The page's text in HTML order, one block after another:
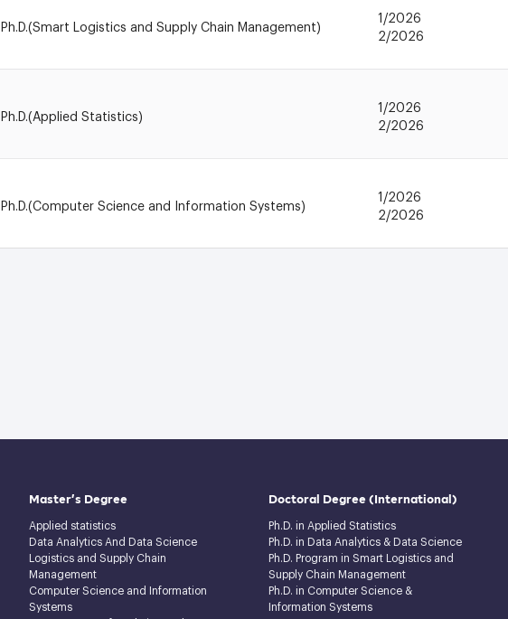
Ph.D.(Smart Logistics and Supply Chain Management)
1/2026
2/2026
Ph.D.(Applied Statistics)
1/2026
2/2026
Ph.D.(Computer Science and Information Systems)
1/2026
2/2026
Master’s Degree
Applied statistics
Data Analytics And Data Science
Logistics and Supply Chain
Management
Computer Science and Information
Systems
Doctoral Degree(International)
Ph.D. in Applied Statistics
Ph.D. in Data Analytics & Data Science
Ph.D. Program in Smart Logistics and
Supply Chain Management
Ph.D. in Computer Science &
Information Systems